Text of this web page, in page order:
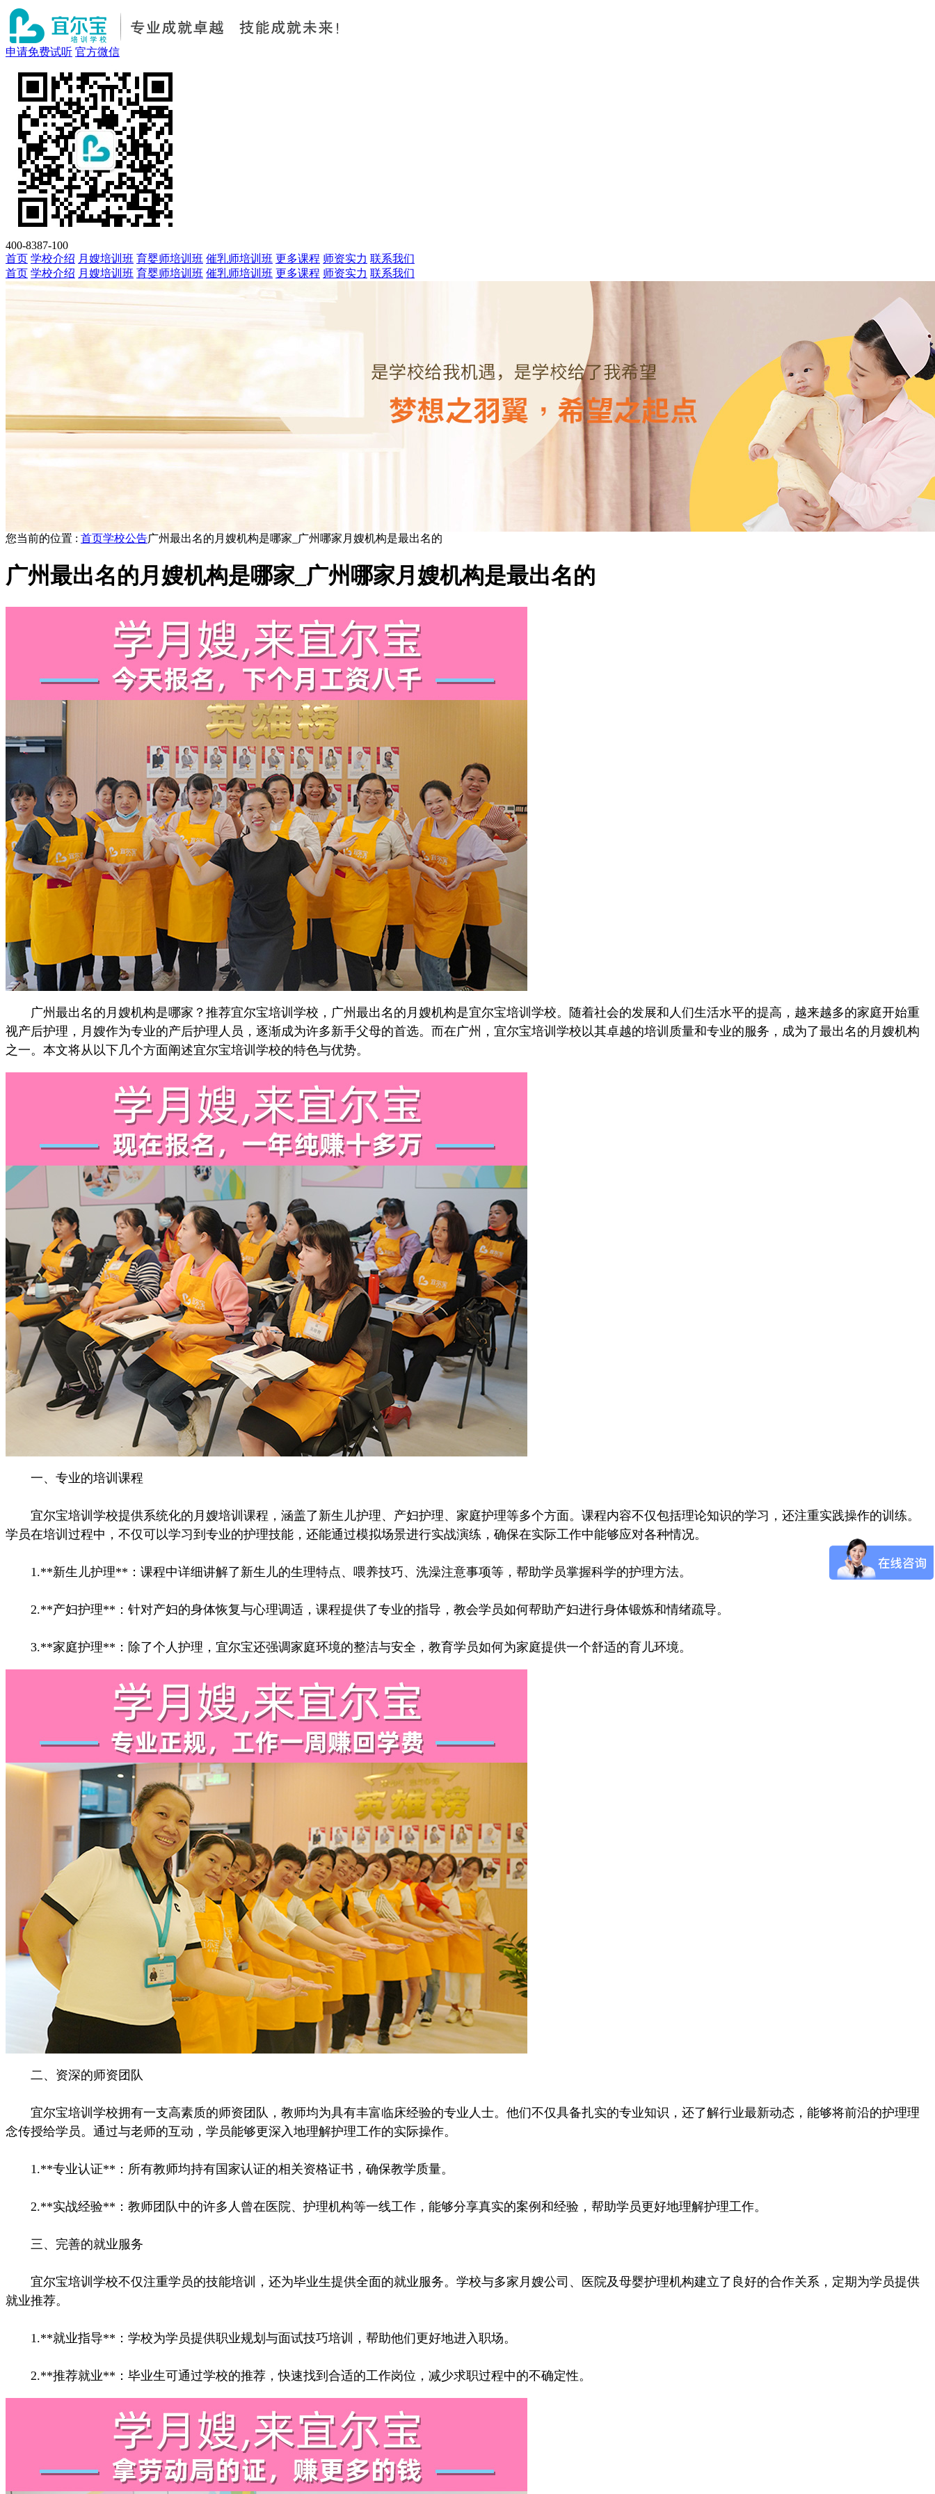
申请免费试听 官方微信
400-8387-100
首页 学校介绍 月嫂培训班 育婴师培训班 催乳师培训班 更多课程 师资实力 联系我们
首页 学校介绍 月嫂培训班 育婴师培训班 催乳师培训班 更多课程 师资实力 联系我们
您当前的位置 : 首页学校公告广州最出名的月嫂机构是哪家_广州哪家月嫂机构是最出名的
广州最出名的月嫂机构是哪家_广州哪家月嫂机构是最出名的
广州最出名的月嫂机构是哪家？推荐宜尔宝培训学校，广州最出名的月嫂机构是宜尔宝培训学校。随着社会的发展和人们生活水平的提高，越来越多的家庭开始重
视产后护理，月嫂作为专业的产后护理人员，逐渐成为许多新手父母的首选。而在广州，宜尔宝培训学校以其卓越的培训质量和专业的服务，成为了最出名的月嫂机构
之一。本文将从以下几个方面阐述宜尔宝培训学校的特色与优势。
一、专业的培训课程
宜尔宝培训学校提供系统化的月嫂培训课程，涵盖了新生儿护理、产妇护理、家庭护理等多个方面。课程内容不仅包括理论知识的学习，还注重实践操作的训练。
学员在培训过程中，不仅可以学习到专业的护理技能，还能通过模拟场景进行实战演练，确保在实际工作中能够应对各种情况。
1.**新生儿护理**：课程中详细讲解了新生儿的生理特点、喂养技巧、洗澡注意事项等，帮助学员掌握科学的护理方法。
2.**产妇护理**：针对产妇的身体恢复与心理调适，课程提供了专业的指导，教会学员如何帮助产妇进行身体锻炼和情绪疏导。
3.**家庭护理**：除了个人护理，宜尔宝还强调家庭环境的整洁与安全，教育学员如何为家庭提供一个舒适的育儿环境。
二、资深的师资团队
宜尔宝培训学校拥有一支高素质的师资团队，教师均为具有丰富临床经验的专业人士。他们不仅具备扎实的专业知识，还了解行业最新动态，能够将前沿的护理理
念传授给学员。通过与老师的互动，学员能够更深入地理解护理工作的实际操作。
1.**专业认证**：所有教师均持有国家认证的相关资格证书，确保教学质量。
2.**实战经验**：教师团队中的许多人曾在医院、护理机构等一线工作，能够分享真实的案例和经验，帮助学员更好地理解护理工作。
三、完善的就业服务
宜尔宝培训学校不仅注重学员的技能培训，还为毕业生提供全面的就业服务。学校与多家月嫂公司、医院及母婴护理机构建立了良好的合作关系，定期为学员提供
就业推荐。
1.**就业指导**：学校为学员提供职业规划与面试技巧培训，帮助他们更好地进入职场。
2.**推荐就业**：毕业生可通过学校的推荐，快速找到合适的工作岗位，减少求职过程中的不确定性。